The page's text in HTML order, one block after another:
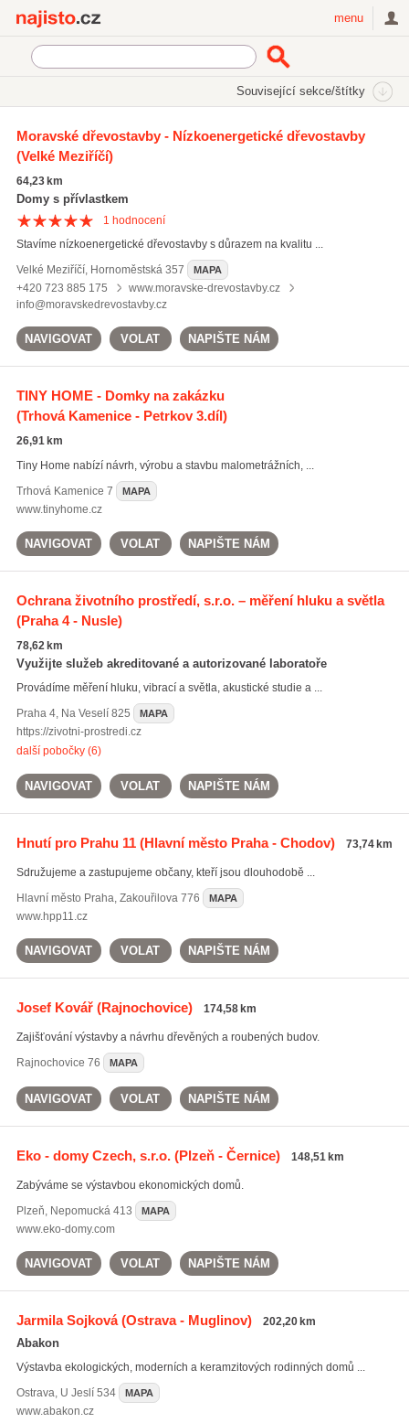
menu
Související sekce/štítky
ekologické domy(18)
měření hluku
ochrana životního prostředí
Moravské dřevostavby - Nízkoenergetické dřevostavby
(Velké Meziříčí)
64,23 km
Domy s přívlastkem
1 hodnocení
Stavíme nízkoenergetické dřevostavby s důrazem na kvalitu ...
Velké Meziříčí, Hornoměstská 357 MAPA
+420 723 885 175
www.moravske-drevostavby.cz
info@moravskedrevostavby.cz
NAVIGOVAT VOLAT NAPIŠTE NÁM
TINY HOME - Domky na zakázku
(Trhová Kamenice - Petrkov 3.díl)
26,91 km
Tiny Home nabízí návrh, výrobu a stavbu malometrážních, ...
Trhová Kamenice 7 MAPA
www.tinyhome.cz
NAVIGOVAT VOLAT NAPIŠTE NÁM
Ochrana životního prostředí, s.r.o. – měření hluku a světla
(Praha 4 - Nusle)
78,62 km
Využijte služeb akreditované a autorizované laboratoře
Provádíme měření hluku, vibrací a světla, akustické studie a ...
Praha 4, Na Veselí 825 MAPA
https://zivotni-prostredi.cz
další pobočky (6)
NAVIGOVAT VOLAT NAPIŠTE NÁM
Hnutí pro Prahu 11(Hlavní město Praha - Chodov) 73,74 km
Sdružujeme a zastupujeme občany, kteří jsou dlouhodobě ...
Hlavní město Praha, Zakouřilova 776 MAPA
www.hpp11.cz
NAVIGOVAT VOLAT NAPIŠTE NÁM
Josef Kovář(Rajnochovice) 174,58 km
Zajišťování výstavby a návrhu dřevěných a roubených budov.
Rajnochovice 76 MAPA
NAVIGOVAT VOLAT NAPIŠTE NÁM
Eko - domy Czech, s.r.o.(Plzeň - Černice) 148,51 km
Zabýváme se výstavbou ekonomických domů.
Plzeň, Nepomucká 413 MAPA
www.eko-domy.com
NAVIGOVAT VOLAT NAPIŠTE NÁM
Jarmila Sojková(Ostrava - Muglinov) 202,20 km
Abakon
Výstavba ekologických, moderních a keramzitových rodinných domů ...
Ostrava, U Jeslí 534 MAPA
www.abakon.cz